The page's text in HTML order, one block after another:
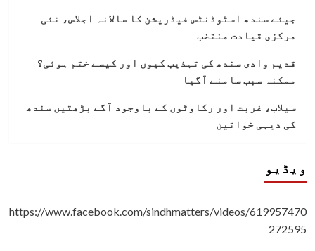
جیئے سندھ اسٹوڈنٹس فیڈریشن کا سالانہ اجلاس، نئی
مرکزی قیادت منتخب
قدیم وادی سندھ کی تہذیب کیوں اور کیسے ختم ہوئی؟
ممکنہ سبب سامنے آگیا
سیلاب، غربت اور رکاوٹوں کے باوجود آگے بڑھتیں سندھ
کی دیہی خواتین
ویڈیو
https://www.facebook.com/sindhmatters/videos/619957470
272595